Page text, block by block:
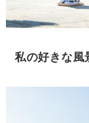
私の好きな風